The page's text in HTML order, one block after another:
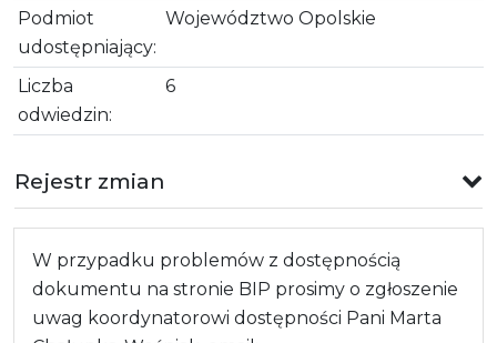
Podmiot
udostępniający:
Województwo Opolskie
Liczba
odwiedzin:
6
Rejestr zmian
W przypadku problemów z dostępnością
dokumentu na stronie BIP prosimy o zgłoszenie
uwag koordynatorowi dostępności Pani Marta